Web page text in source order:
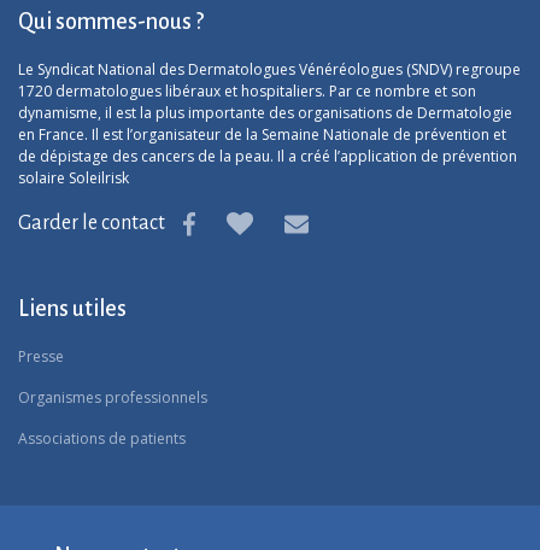
Qui sommes-nous ?
Le Syndicat National des Dermatologues Vénéréologues (SNDV) regroupe
1720 dermatologues libéraux et hospitaliers. Par ce nombre et son
dynamisme, il est la plus importante des organisations de Dermatologie
en France. Il est l’organisateur de la Semaine Nationale de prévention et
de dépistage des cancers de la peau. Il a créé l’application de prévention
solaire Soleilrisk
Garder le contact
Liens utiles
Presse
Organismes professionnels
Associations de patients